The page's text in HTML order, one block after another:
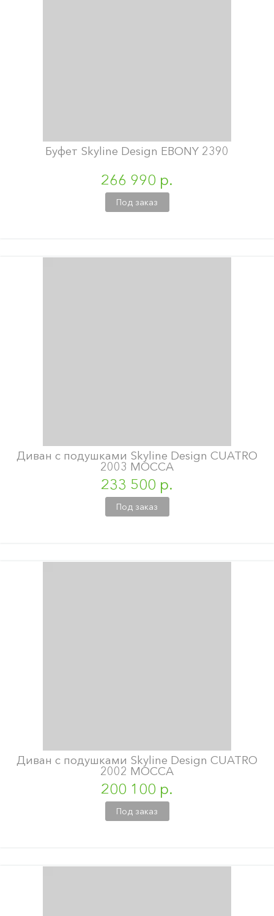
Буфет Skyline Design EBONY 2390
266 990 р.
Под заказ
Диван с подушками Skyline Design CUATRO
2003 MOCCA
233 500 р.
Под заказ
Диван с подушками Skyline Design CUATRO
2002 MOCCA
200 100 р.
Под заказ